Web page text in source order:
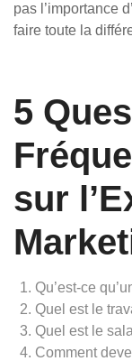
pas l’importance
faire toute la
5
sur
Qu’est-ce
Quel est le
Quel est le
Comment